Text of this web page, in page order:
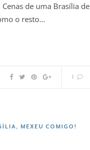
de uma Brasília de
o resto…
1
MEXEU COMIGO!